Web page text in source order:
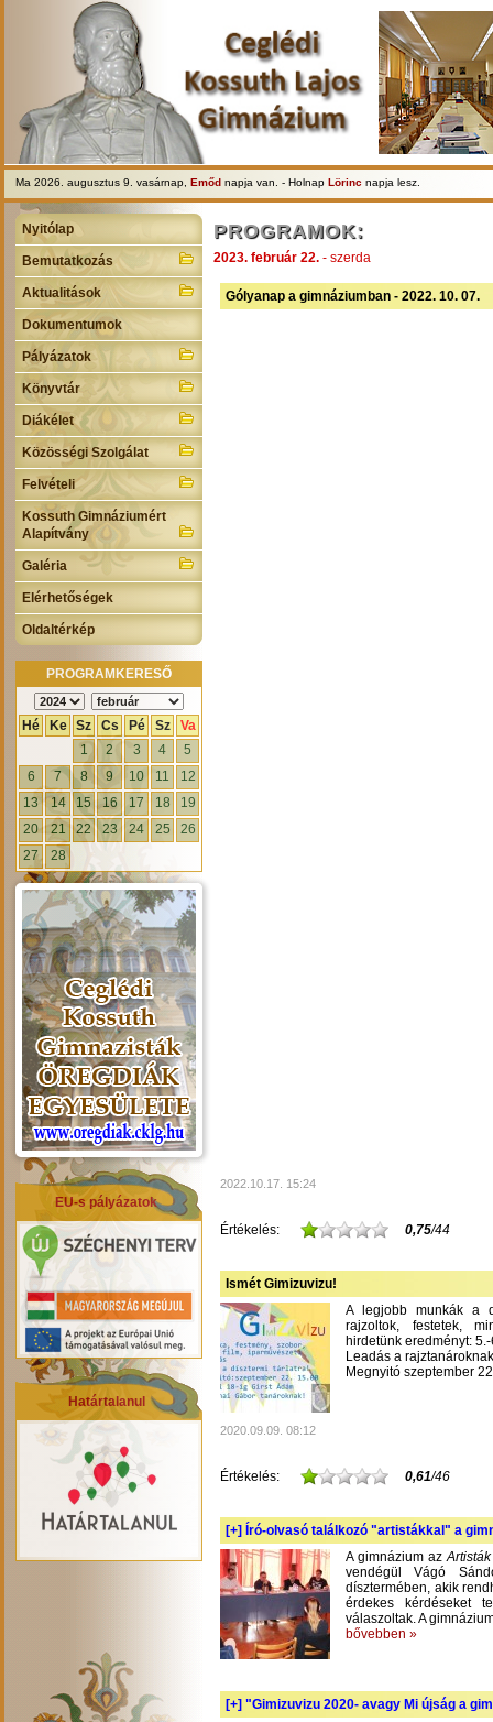
Ma 2026. augusztus 9. vasárnap, Emőd napja van. - Holnap Lörinc napja lesz.
Nyitólap
Bemutatkozás
Aktualitások
Dokumentumok
Pályázatok
Könyvtár
Diákélet
Közösségi Szolgálat
Felvételi
Kossuth Gimnáziumért
Alapítvány
Galéria
Elérhetőségek
Oldaltérkép
PROGRAMKERESŐ
Hé Ke Sz Cs Pé Sz
Va
1
2 3 4
5
6
7 8 9 10 11
12
13
14 15 16 17 18
19
20
21 22 23 24 25
26
27
28
EU-s pályázatok
Határtalanul
PROGRAMOK:
2023. február 22. - szerda
Gólyanap a gimnáziumban - 2022. 10. 07.
2022.10.17. 15:24
Értékelés: 0,75/44
Ismét Gimizuvizu!
A legjobb munkák a
rajzoltok, festetek,
hirdetünk eredményt:
Leadás a
Megnyitó szeptember
2020.09.09. 08:12
Értékelés: 0,61/46
[+] Író-olvasó találkozó "artistákkal" a
A gimnázium az
vendégül Vágó
dísztermében, akik
érdekes kérdéseket
válaszoltak. A
bővebben »
[+] "Gimizuvizu 2020- avagy Mi újság a